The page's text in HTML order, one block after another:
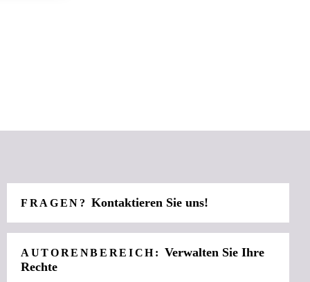
FRAGEN?Kontaktieren Sie uns!
AUTORENBEREICH:Verwalten Sie Ihre
Rechte